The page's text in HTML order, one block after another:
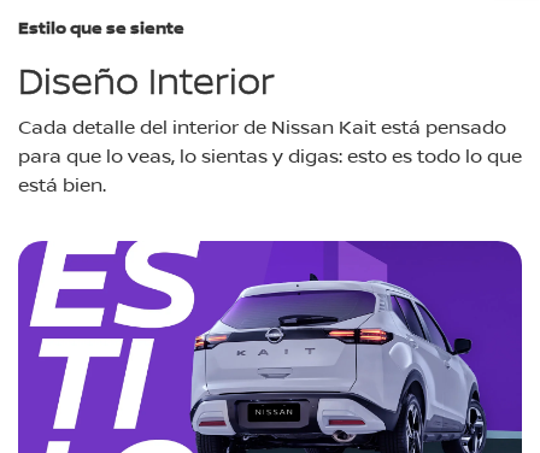
Estilo que se siente
Diseño Interior
Cada detalle del interior de Nissan Kait está pensado
para que lo veas, lo sientas y digas: esto es todo lo que
está bien.